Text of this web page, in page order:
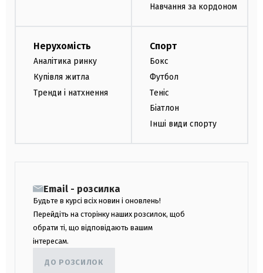
Навчання за кордоном
Нерухомість
Аналітика ринку
Купівля житла
Тренди і натхнення
Спорт
Бокс
Футбол
Теніс
Біатлон
Інші види спорту
Email - розсилка
Будьте в курсі всіх новин і оновлень!
Перейдіть на сторінку наших розсилок, щоб
обрати ті, що відповідають вашим
інтересам.
ДО РОЗСИЛОК